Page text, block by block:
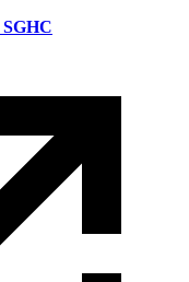
SGHC